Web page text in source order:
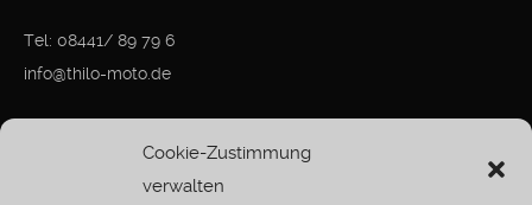
Cookie-Zustimmung
verwalten
Tel: 08441/ 89 79 6
info@thilo-moto.de
Unsere Bikes bei
> kleinanzeigen.de